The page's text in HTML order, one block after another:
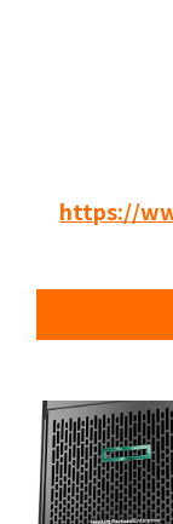
https://